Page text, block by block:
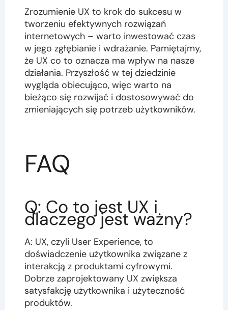
Zrozumienie UX to krok do sukcesu w
tworzeniu efektywnych rozwiązań
internetowych – warto inwestować czas
w jego zgłębianie i wdrażanie. Pamiętajmy,
że UX co to oznacza ma wpływ na nasze
działania. Przyszłość w tej dziedzinie
wygląda obiecująco, więc warto na
bieżąco się rozwijać i dostosowywać do
zmieniających się potrzeb użytkowników.
FAQ
Q: Co to jest UX i
dlaczego jest ważny?
A: UX, czyli User Experience, to
doświadczenie użytkownika związane z
interakcją z produktami cyfrowymi.
Dobrze zaprojektowany UX zwiększa
satysfakcję użytkownika i użyteczność
produktów.